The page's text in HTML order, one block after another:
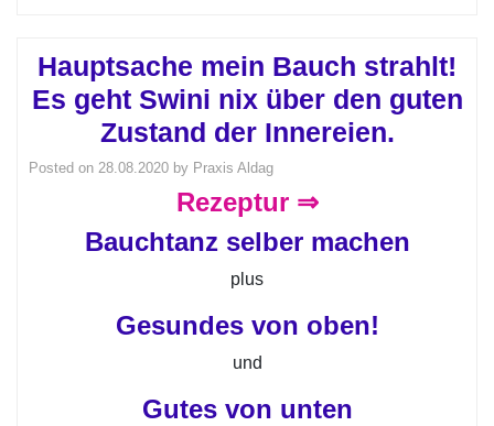
Hauptsache mein Bauch strahlt!
Es geht Swini nix über den guten
Zustand der Innereien.
Posted on 28.08.2020 by Praxis Aldag
Rezeptur ⇒
Bauchtanz selber machen
plus
Gesundes von oben!
und
Gutes von unten